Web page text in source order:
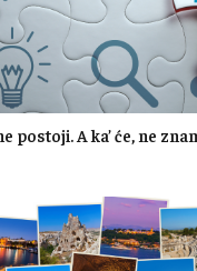
postoji. A ka’ će, ne